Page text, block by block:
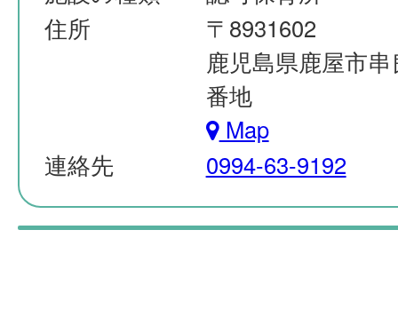
住所
〒8931602
鹿児島県鹿屋市
番地
Map
連絡先
0994-63-9192